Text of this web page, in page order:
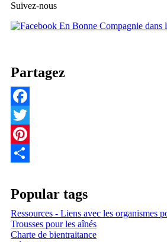
Suivez-nous
Partagez
Facebook
Twitter
Pinterest
Popular tags
Ressources - Liens avec les organismes
Trousses pour les aînés
Charte de bientraitance